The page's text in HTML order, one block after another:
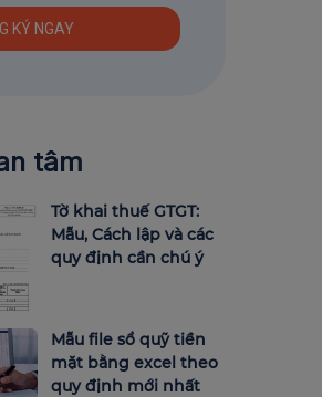
tâm
Tờ khai thuế GTGT:
Mẫu, Cách lập và các
quy định cần chú ý
Mẫu file sổ quỹ tiền
mặt bằng excel theo
quy định mới nhất